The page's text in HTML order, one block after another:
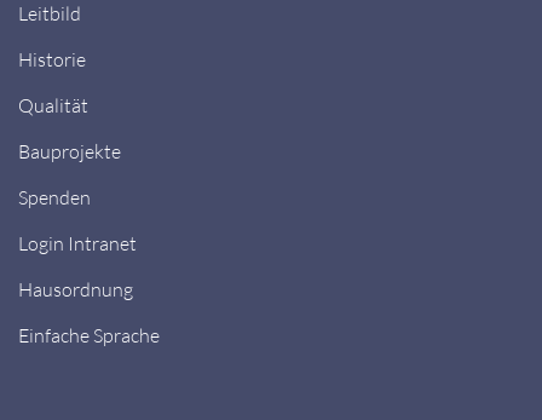
Leitbild
Historie
Qualität
Bauprojekte
Spenden
Login Intranet
Hausordnung
Einfache Sprache